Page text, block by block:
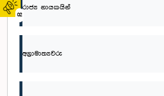
02
රාජ්‍ය නායකයින්
අග්‍රාමාත්‍යවරු